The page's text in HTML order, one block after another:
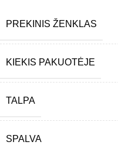
PREKINIS ŽENKLAS
KIEKIS PAKUOTĖJE
TALPA
SPALVA